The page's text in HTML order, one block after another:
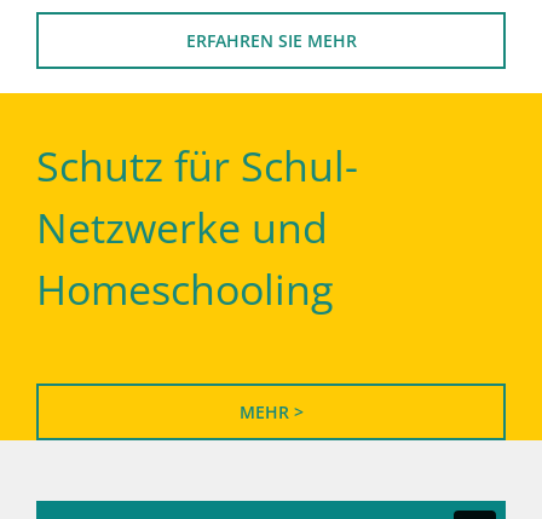
ERFAHREN SIE MEHR
Schutz für Schul-
Netzwerke und
Homeschooling
MEHR >